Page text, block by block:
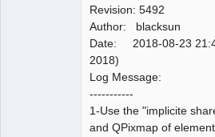
Revision: 5492
Author: blacksun
Date: 2018-08-23
2018)
Log Message:
-----------
1-Use the "implicite
and QPixmap of